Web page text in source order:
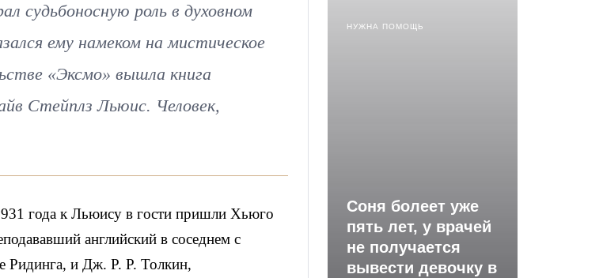
судьбоносную роль в духовном
ему намеком на мистическое
«Эксмо» вышла книга
Стейплз Льюис. Человек,
года к Льюису в гости пришли Хьюго
английский в соседнем с
Ридинга, и Дж. Р. Р. Толкин,
НУЖНА ПОМОЩЬ
Соня болеет уже
пять лет, у врачей
не получается
вывести девочку в